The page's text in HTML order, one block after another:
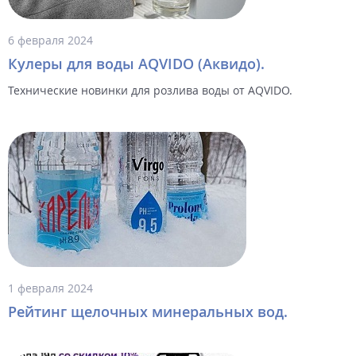
6 февраля 2024
Кулеры для воды AQVIDO (Аквидо).
Технические новинки для розлива воды от AQVIDO.
1 февраля 2024
Рейтинг щелочных минеральных вод.